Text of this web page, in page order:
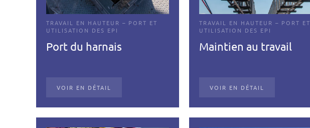
TRAVAIL EN HAUTEUR – PORT ET
UTILISATION DES EPI
Port du harnais
VOIR EN DÉTAIL
TRAVAIL EN HAUTEUR – PORT ET
UTILISATION DES EPI
Maintien au travail
VOIR EN DÉTAIL